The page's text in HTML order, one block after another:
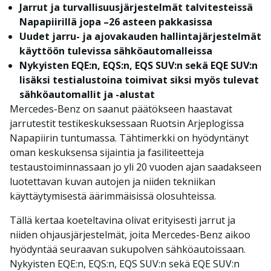
Jarrut ja turvallisuusjärjestelmät talvitesteissä
Napapiirillä jopa –26 asteen pakkasissa
Uudet jarru- ja ajovakauden hallintajärjestelmät
käyttöön tulevissa sähköautomalleissa
Nykyisten EQE:n, EQS:n, EQS SUV:n sekä EQE SUV:n
lisäksi testialustoina toimivat siksi myös tulevat
sähköautomallit ja -alustat
Mercedes-Benz on saanut päätökseen haastavat
jarrutestit testikeskuksessaan Ruotsin Arjeplogissa
Napapiirin tuntumassa. Tähtimerkki on hyödyntänyt
oman keskuksensa sijaintia ja fasiliteetteja
testaustoiminnassaan jo yli 20 vuoden ajan saadakseen
luotettavan kuvan autojen ja niiden tekniikan
käyttäytymisestä äärimmäisissä olosuhteissa.
Tällä kertaa koeteltavina olivat erityisesti jarrut ja
niiden ohjausjärjestelmät, joita Mercedes-Benz aikoo
hyödyntää seuraavan sukupolven sähköautoissaan.
Nykyisten EQE:n, EQS:n, EQS SUV:n sekä EQE SUV:n